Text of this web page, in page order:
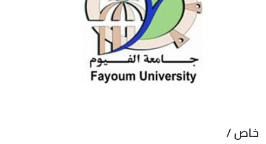
خاص /